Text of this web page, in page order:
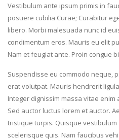
Vestibulum ante ipsum primis in
posuere cubilia Curae; Curabitur
libero. Morbi malesuada nunc id
condimentum eros. Mauris eu elit
Nam et feugiat ante. Proin congue
Suspendisse eu commodo neque,
erat volutpat. Mauris hendrerit
Integer dignissim massa vitae
Sed auctor luctus lorem et auctor.
tristique turpis. Quisque
scelerisque quis. Nam faucibus